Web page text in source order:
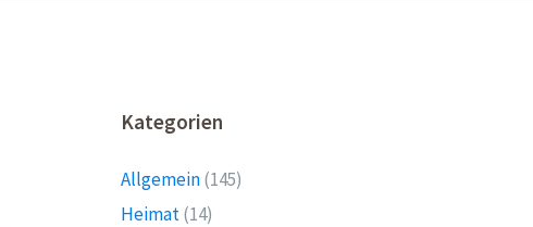
Kategorien
Allgemein(145)
Heimat(14)